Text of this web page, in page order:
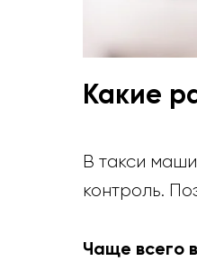
Какие
В такси
контроль.
Чаще всего